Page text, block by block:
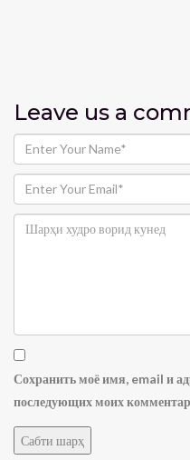
Leave us a
Сохранить моё имя, email и
последующих моих